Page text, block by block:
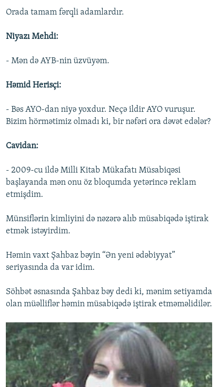
Orada tamam fərqli adamlardır.
Niyazı Mehdi:
- Mən də AYB-nin üzvüyəm.
Həmid Herisçi:
- Bəs AYO-dan niyə yoxdur. Neçə ildir AYO vuruşur.
Bizim hörmətimiz olmadı ki, bir nəfəri ora dəvət edələr?
Cavidan:
- 2009-cu ildə Milli Kitab Mükafatı Müsabiqəsi
başlayanda mən onu öz bloqumda yetərincə reklam
etmişdim.
Münsiflərin kimliyini də nəzərə alıb müsabiqədə iştirak
etmək istəyirdim.
Həmin vaxt Şahbaz bəyin “Ən yeni ədəbiyyat”
seriyasında da var idim.
Söhbət əsnasında Şahbaz bəy dedi ki, mənim setiyamda
olan müəlliflər həmin müsabiqədə iştirak etməməlidilər.